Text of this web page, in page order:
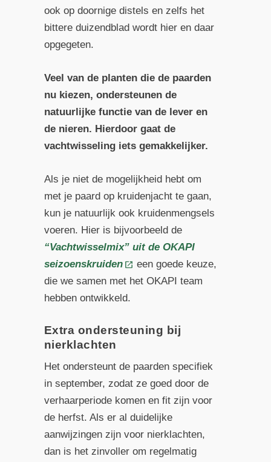
ook op doornige distels en zelfs het
bittere duizendblad wordt hier en daar
opgegeten.
Veel van de planten die de paarden
nu kiezen, ondersteunen de
natuurlijke functie van de lever en
de nieren. Hierdoor gaat de
vachtwisseling iets gemakkelijker.
Als je niet de mogelijkheid hebt om
met je paard op kruidenjacht te gaan,
kun je natuurlijk ook kruidenmengsels
voeren. Hier is bijvoorbeeld de
“Vachtwisselmix” uit de OKAPI
seizoenskruiden
een goede keuze,
die we samen met het OKAPI team
hebben ontwikkeld.
Extra ondersteuning bij
nierklachten
Het ondersteunt de paarden specifiek
in september, zodat ze goed door de
verhaarperiode komen en fit zijn voor
de herfst. Als er al duidelijke
aanwijzingen zijn voor nierklachten,
dan is het zinvoller om regelmatig